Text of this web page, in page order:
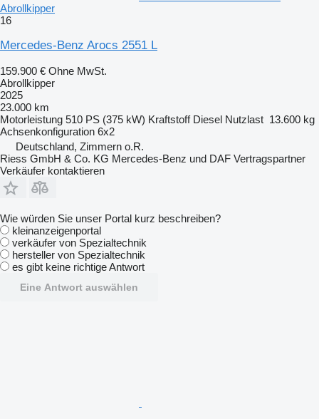
Abrollkipper
16
Mercedes-Benz Arocs 2551 L
159.900 € Ohne MwSt.
Abrollkipper
2025
23.000 km
Motorleistung 510 PS (375 kW) Kraftstoff Diesel Nutzlast 13.600 kg
Achsenkonfiguration 6x2
Deutschland, Zimmern o.R.
Riess GmbH & Co. KG Mercedes-Benz und DAF Vertragspartner
Verkäufer kontaktieren
Wie würden Sie unser Portal kurz beschreiben?
kleinanzeigenportal
verkäufer von Spezialtechnik
hersteller von Spezialtechnik
es gibt keine richtige Antwort
Eine Antwort auswählen